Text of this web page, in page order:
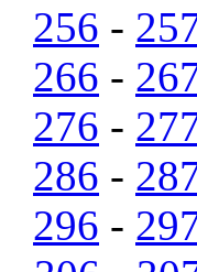
256 -
266 -
276 -
286 -
296 -